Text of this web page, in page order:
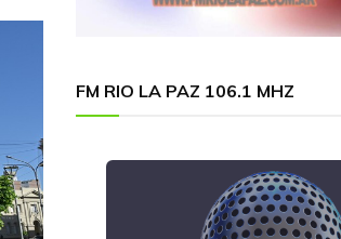
FM RIO LA PAZ 106.1 MHZ